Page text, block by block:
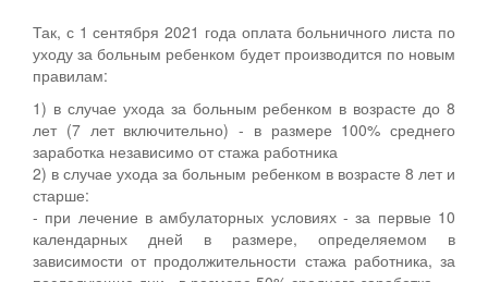
Так, с 1 сентября 2021 года оплата больничного листа по
уходу за больным ребенком будет производится по новым
правилам:
1) в случае ухода за больным ребенком в возрасте до 8
лет (7 лет включительно) - в размере 100% среднего
заработка независимо от стажа работника
2) в случае ухода за больным ребенком в возрасте 8 лет и
старше:
- при лечение в амбулаторных условиях - за первые 10
календарных дней в размере, определяемом в
зависимости от продолжительности стажа работника, за